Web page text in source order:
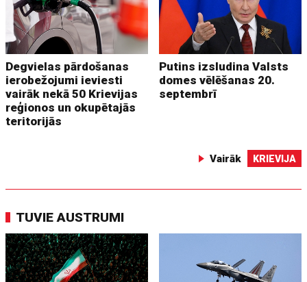
Degvielas pārdošanas
ierobežojumi ieviesti
vairāk nekā 50 Krievijas
reģionos un okupētajās
teritorijās
Putins izsludina Valsts
domes vēlēšanas 20.
septembrī
Vairāk KRIEVIJA
TUVIE AUSTRUMI